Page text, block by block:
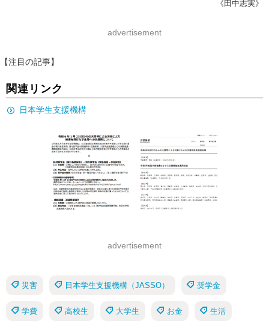
《田中志実》
advertisement
【注目の記事】
関連リンク
日本学生支援機構
advertisement
災害 日本学生支援機構（JASSO） 奨学金
学費 高校生 大学生 お金 生活